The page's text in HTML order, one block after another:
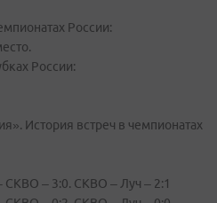
России:
России:
История встреч в чемпионатах
СКВО – 3:0. СКВО – Луч – 2:1